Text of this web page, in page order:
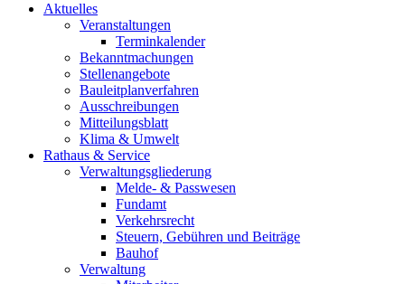
Aktuelles
Veranstaltungen
Terminkalender
Bekanntmachungen
Stellenangebote
Bauleitplanverfahren
Ausschreibungen
Mitteilungsblatt
Klima & Umwelt
Rathaus & Service
Verwaltungsgliederung
Melde- & Passwesen
Fundamt
Verkehrsrecht
Steuern, Gebühren und Beiträge
Bauhof
Verwaltung